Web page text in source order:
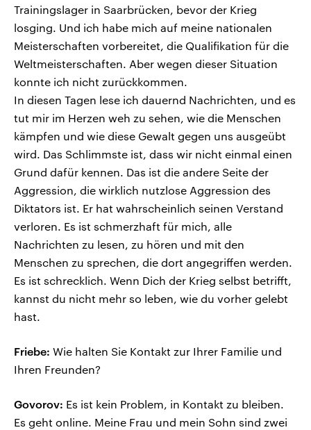
Trainingslager in Saarbrücken, bevor der Krieg
losging. Und ich habe mich auf meine nationalen
Meisterschaften vorbereitet, die Qualifikation für die
Weltmeisterschaften. Aber wegen dieser Situation
konnte ich nicht zurückkommen.
In diesen Tagen lese ich dauernd Nachrichten, und es
tut mir im Herzen weh zu sehen, wie die Menschen
kämpfen und wie diese Gewalt gegen uns ausgeübt
wird. Das Schlimmste ist, dass wir nicht einmal einen
Grund dafür kennen. Das ist die andere Seite der
Aggression, die wirklich nutzlose Aggression des
Diktators ist. Er hat wahrscheinlich seinen Verstand
verloren. Es ist schmerzhaft für mich, alle
Nachrichten zu lesen, zu hören und mit den
Menschen zu sprechen, die dort angegriffen werden.
Es ist schrecklich. Wenn Dich der Krieg selbst betrifft,
kannst du nicht mehr so leben, wie du vorher gelebt
hast.
Friebe: Wie halten Sie Kontakt zur Ihrer Familie und
Ihren Freunden?
Govorov: Es ist kein Problem, in Kontakt zu bleiben.
Es geht online. Meine Frau und mein Sohn sind zwei